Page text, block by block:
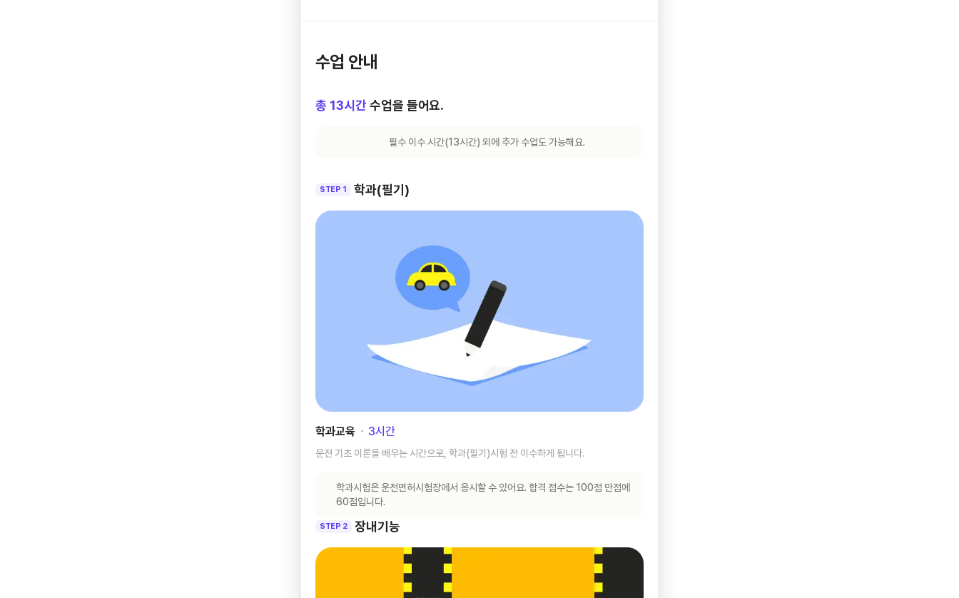
수업 안내
총 13시간 수업을 들어요.
필수 이수 시간(13시간) 외에 추가 수업도 가능해요.
STEP 1 학과(필기)
학과교육 ･ 3시간
운전 기초 이론을 배우는 시간으로, 학과(필기)시험 전 이수하게 됩니다.
학과시험은 운전면허시험장에서 응시할 수 있어요. 합격 점수는 100점 만점에
60점입니다.
STEP 2 장내기능